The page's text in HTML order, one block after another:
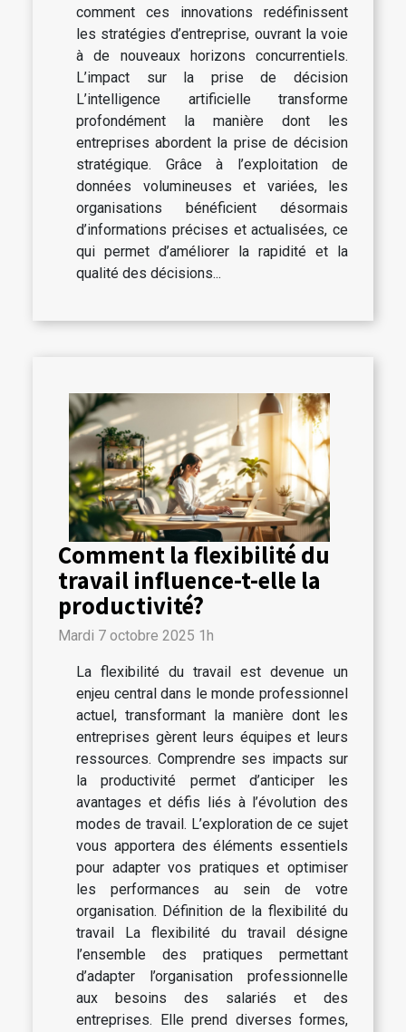
comment ces innovations redéfinissent
les stratégies d’entreprise, ouvrant la voie
à de nouveaux horizons concurrentiels.
L’impact sur la prise de décision
L’intelligence artificielle transforme
profondément la manière dont les
entreprises abordent la prise de décision
stratégique. Grâce à l’exploitation de
données volumineuses et variées, les
organisations bénéficient désormais
d’informations précises et actualisées, ce
qui permet d’améliorer la rapidité et la
qualité des décisions...
Comment la flexibilité du
travail influence-t-elle la
productivité?
Mardi 7 octobre 2025 1h
La flexibilité du travail est devenue un
enjeu central dans le monde professionnel
actuel, transformant la manière dont les
entreprises gèrent leurs équipes et leurs
ressources. Comprendre ses impacts sur
la productivité permet d’anticiper les
avantages et défis liés à l’évolution des
modes de travail. L’exploration de ce sujet
vous apportera des éléments essentiels
pour adapter vos pratiques et optimiser
les performances au sein de votre
organisation. Définition de la flexibilité du
travail La flexibilité du travail désigne
l’ensemble des pratiques permettant
d’adapter l’organisation professionnelle
aux besoins des salariés et des
entreprises. Elle prend diverses formes,